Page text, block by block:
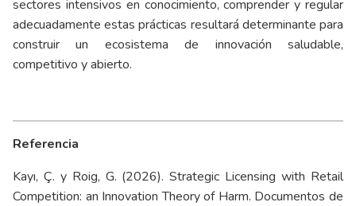
sectores intensivos en conocimiento, comprender y regular
adecuadamente estas prácticas resultará determinante para
construir un ecosistema de innovación saludable,
competitivo y abierto.
Referencia
Kayı, Ç. y Roig, G. (2026). Strategic Licensing with Retail
Competition: an Innovation Theory of Harm. Documentos de